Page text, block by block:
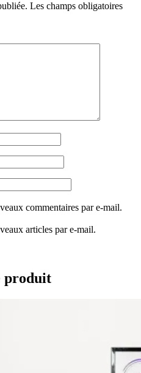
Les champs obligatoires
commentaires par e-mail.
articles par e-mail.
produit